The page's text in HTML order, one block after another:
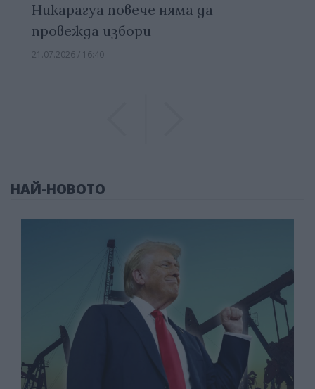
Никарагуа повече няма да
провежда избори
21.07.2026 / 16:40
НАЙ-НОВОТО